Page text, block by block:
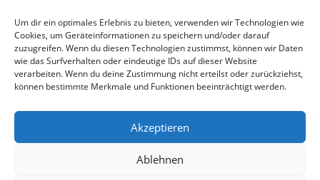
Um dir ein optimales Erlebnis zu bieten, verwenden wir Technologien wie
Cookies, um Geräteinformationen zu speichern und/oder darauf
zuzugreifen. Wenn du diesen Technologien zustimmst, können wir Daten
wie das Surfverhalten oder eindeutige IDs auf dieser Website
verarbeiten. Wenn du deine Zustimmung nicht erteilst oder zurückziehst,
können bestimmte Merkmale und Funktionen beeinträchtigt werden.
Akzeptieren
Ablehnen
Parts für Harley Davidson, Indian und